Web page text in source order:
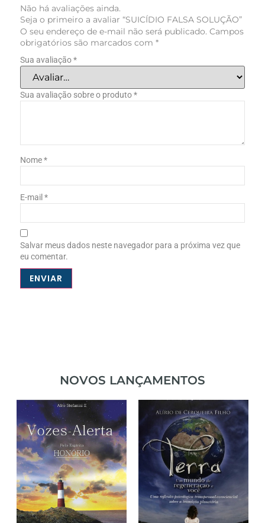
Não há avaliações ainda.
Seja o primeiro a avaliar “SUICÍDIO FALSA SOLUÇÃO”
O seu endereço de e-mail não será publicado. Campos
obrigatórios são marcados com *
Sua avaliação*
Sua avaliação sobre o produto*
Nome*
E-mail *
Salvar meus dados neste navegador para a próxima vez que
eu comentar.
NOVOS LANÇAMENTOS